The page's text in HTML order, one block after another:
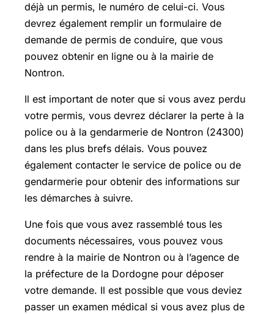
déjà un permis, le numéro de celui-ci. Vous
devrez également remplir un formulaire de
demande de permis de conduire, que vous
pouvez obtenir en ligne ou à la mairie de
Nontron.
Il est important de noter que si vous avez perdu
votre permis, vous devrez déclarer la perte à la
police ou à la gendarmerie de Nontron (24300)
dans les plus brefs délais. Vous pouvez
également contacter le service de police ou de
gendarmerie pour obtenir des informations sur
les démarches à suivre.
Une fois que vous avez rassemblé tous les
documents nécessaires, vous pouvez vous
rendre à la mairie de Nontron ou à l’agence de
la préfecture de la Dordogne pour déposer
votre demande. Il est possible que vous deviez
passer un examen médical si vous avez plus de